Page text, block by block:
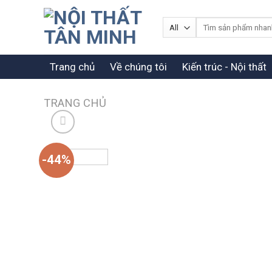
Trang chủ Về chúng tôi Kiến trúc - Nội thất
TRANG CHỦ
-44%